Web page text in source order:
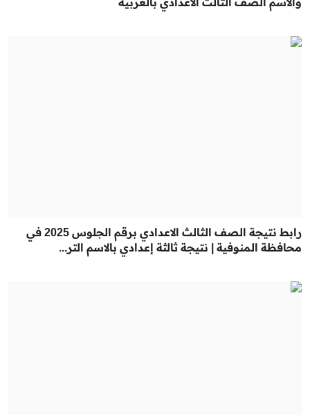
رابط نتيجة الصف الثالث الاعدادي برقم الجلوس 2025 في
محافظة المنوفية | نتيجة ثالثة إعدادي بالاسم التر...